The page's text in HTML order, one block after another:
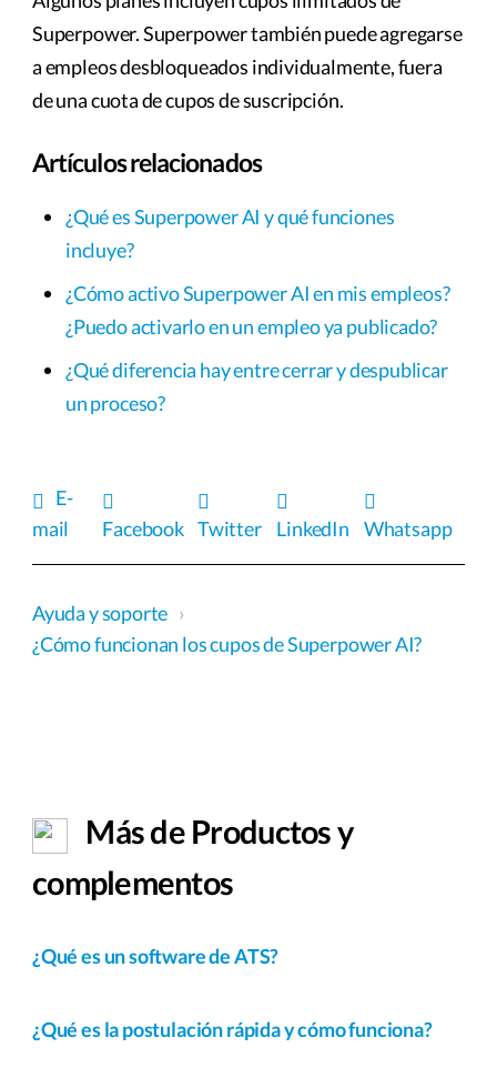
Superpower. Superpower también puede agregarse
a empleos desbloqueados individualmente, fuera
de una cuota de cupos de suscripción.
Artículos relacionados
¿Qué es Superpower AI y qué funciones
incluye?
¿Cómo activo Superpower AI en mis empleos?
¿Puedo activarlo en un empleo ya publicado?
¿Qué diferencia hay entre cerrar y despublicar
un proceso?
E-
mail
Facebook Twitter LinkedIn Whatsapp
Ayuda y soporte ›
¿Cómo funcionan los cupos de Superpower AI?
Más de Productos y
complementos
¿Qué es un software de ATS?
¿Qué es la postulación rápida y cómo funciona?